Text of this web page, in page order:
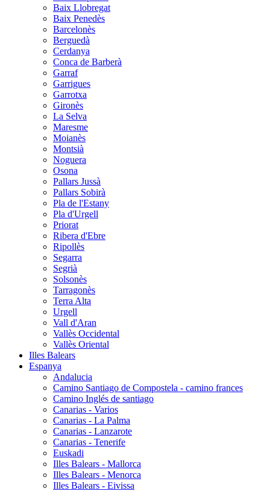
Baix Llobregat
Baix Penedès
Barcelonès
Berguedà
Cerdanya
Conca de Barberà
Garraf
Garrigues
Garrotxa
Gironès
La Selva
Maresme
Moianès
Montsià
Noguera
Osona
Pallars Jussà
Pallars Sobirà
Pla de l'Estany
Pla d'Urgell
Priorat
Ribera d'Ebre
Ripollès
Segarra
Segrià
Solsonès
Tarragonès
Terra Alta
Urgell
Vall d'Aran
Vallès Occidental
Vallès Oriental
Illes Balears
Espanya
Andalucia
Camino Santiago de Compostela - camino frances
Camino Inglés de santiago
Canarias - Varios
Canarias - La Palma
Canarias - Lanzarote
Canarias - Tenerife
Euskadi
Illes Balears - Mallorca
Illes Balears - Menorca
Illes Balears - Eivissa